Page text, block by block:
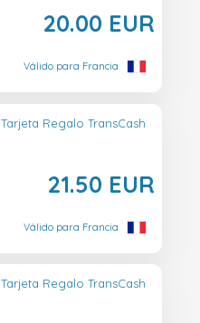
20.00 EUR
Válido para Francia
Tarjeta Regalo TransCash
21.50 EUR
Válido para Francia
Tarjeta Regalo TransCash